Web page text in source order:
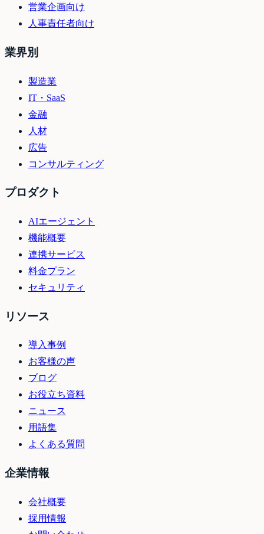
営業企画向け
人事責任者向け
業界別
製造業
IT・SaaS
金融
人材
広告
コンサルティング
プロダクト
AIエージェント
機能概要
連携サービス
料金プラン
セキュリティ
リソース
導入事例
お客様の声
ブログ
お役立ち資料
ニュース
用語集
よくある質問
企業情報
会社概要
採用情報